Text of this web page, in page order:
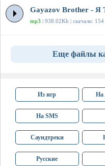
Gayazov Brother -
mp3 | 938.02Kb | скачали: 154
Еще файлы
Из игр На
На SMS
Саундтреки
Русские